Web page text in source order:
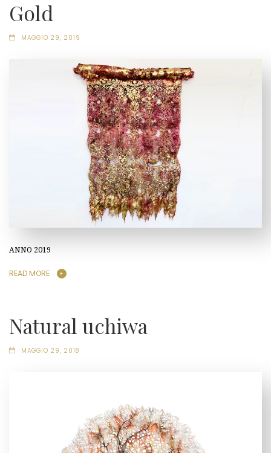
Gold
MAGGIO 29, 2019
ANNO 2019
READ MORE
Natural uchiwa
MAGGIO 29, 2018